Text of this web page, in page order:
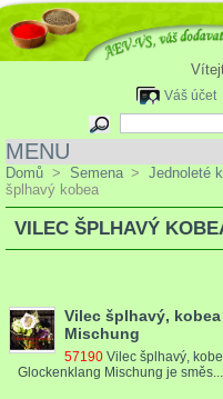
Váš účet
MENU
Domů > Semena > Jednoleté
šplhavý kobea
VILEC ŠPLHAVÝ
Vilec šplhavý,
Mischung
57190 Vilec šplhavý,
Glockenklang Mischung je směs...